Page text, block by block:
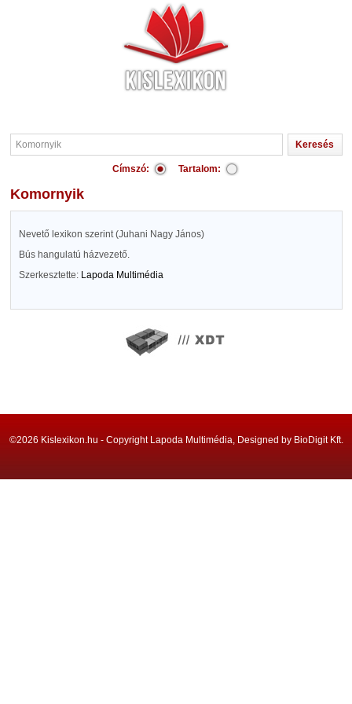
Címszó: Tartalom:
Komornyik
Nevető lexikon szerint (Juhani Nagy János)
Bús hangulatú házvezető.
Szerkesztette: Lapoda Multimédia
©2026 Kislexikon.hu - Copyright Lapoda Multimédia, Designed by BioDigit Kft.